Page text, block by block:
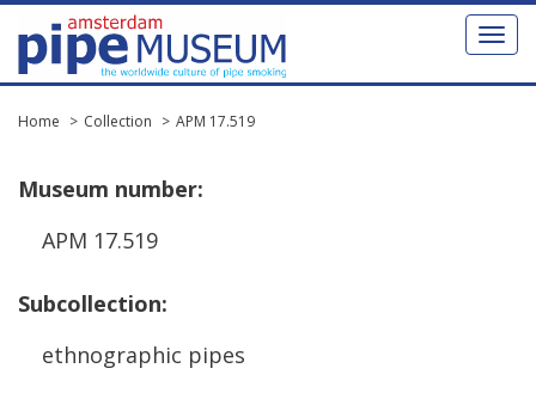
Toggle
Home Collection APM 17.519
Museum number:
APM 17.519
Subcollection:
ethnographic pipes